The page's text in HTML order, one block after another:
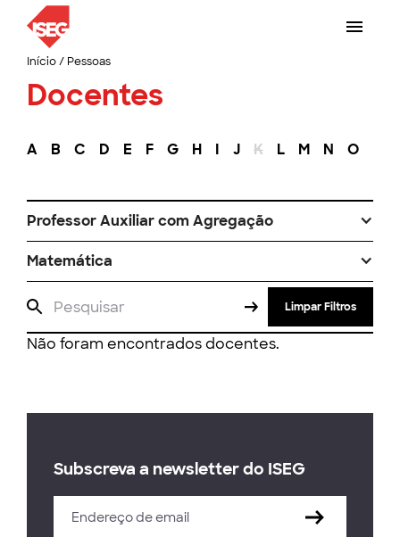
Início/ Pessoas
Docentes
A B C D E F G H I J K L M N O
Professor Auxiliar com Agregação
Matemática
Limpar Filtros
Não foram encontrados docentes.
Subscreva a newsletter do ISEG